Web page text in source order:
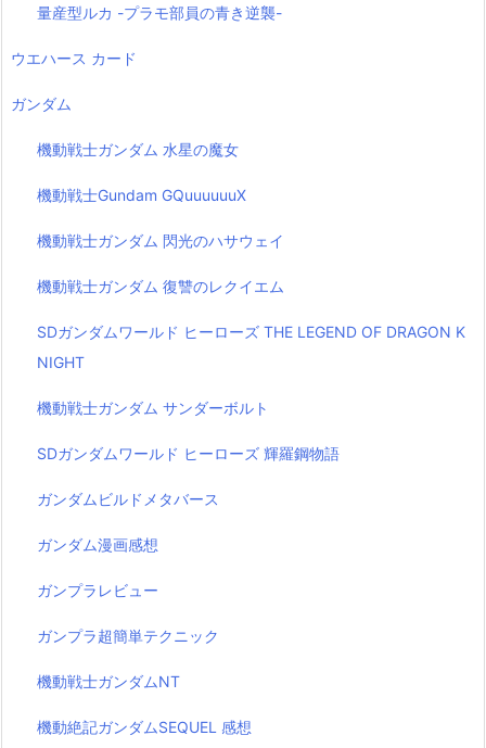
量産型ルカ -プラモ部員の青き逆襲-
ウエハース カード
ガンダム
機動戦士ガンダム 水星の魔女
機動戦士Gundam GQuuuuuuX
機動戦士ガンダム 閃光のハサウェイ
機動戦士ガンダム 復讐のレクイエム
SDガンダムワールド ヒーローズ THE LEGEND OF DRAGON K
NIGHT
機動戦士ガンダム サンダーボルト
SDガンダムワールド ヒーローズ 輝羅鋼物語
ガンダムビルドメタバース
ガンダム漫画感想
ガンプラレビュー
ガンプラ超簡単テクニック
機動戦士ガンダムNT
機動絶記ガンダムSEQUEL 感想